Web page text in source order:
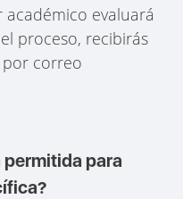
académico evaluará
proceso, recibirás
correo
permitida para